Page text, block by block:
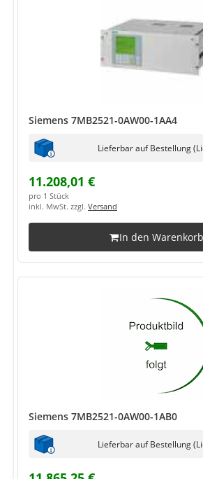
Siemens 7MB2521-0AW00-1AA4
Lieferbar auf Bestellung
11.208,01 €
pro 1 Stück
inkl. MwSt. zzgl. Versand
In den Warenkorb
Siemens 7MB2521-0AW00-1AB0
Lieferbar auf Bestellung